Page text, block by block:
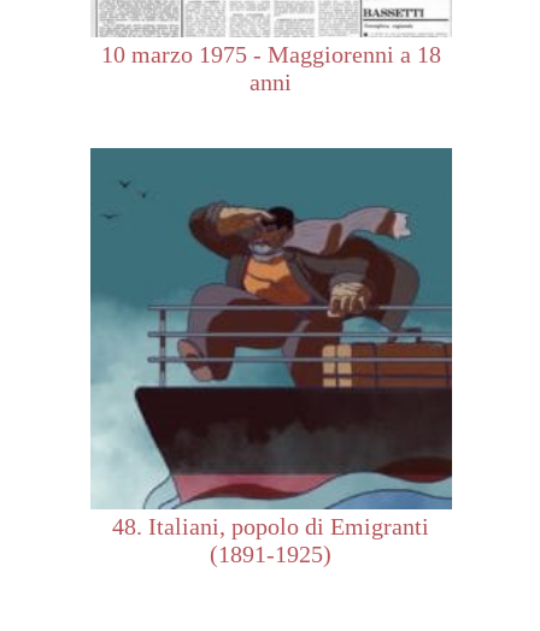
10 marzo 1975 - Maggiorenni a 18
anni
48. Italiani, popolo di Emigranti
(1891-1925)